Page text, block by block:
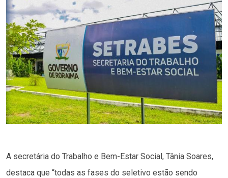
A secretária do Trabalho e Bem-Estar Social, Tânia Soares,
destaca que “todas as fases do seletivo estão sendo